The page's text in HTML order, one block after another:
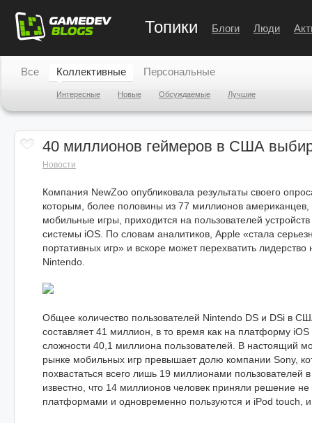
Топики Блоги Люди
Все Коллективные
Интересные Новые Обсуждаемые Лучшие
Персональные
40 миллионов геймеров в США
Новости
Компания NewZoo опубликовала результаты своего
которым, более половины из 77 миллионов американцев,
мобильные игры, приходится на пользователей
системы iOS. По словам аналитиков, Apple «стала
портативных игр» и вскоре может перехватить
Nintendo.
Общее количество пользователей Nintendo DS и DSi в
составляет 41 миллион, в то время как на платформу
сложности 40,1 миллиона пользователей. В настоящий
рынке мобильных игр превышает долю компании Sony,
похвастаться всего лишь 19 миллионами
известно, что 14 миллионов человек приняли решение
платформами и одновременно пользуются и iPod touch,